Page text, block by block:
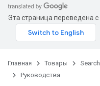
Эта страница переведена
Главная Товары
Руководства